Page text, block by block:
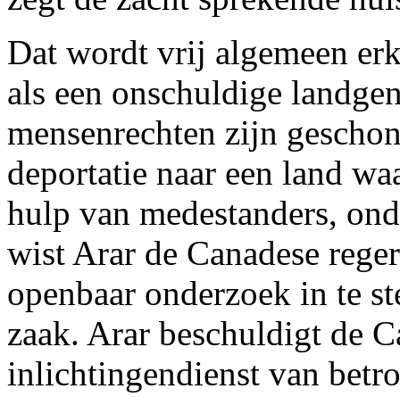
Dat wordt vrij algemeen
als een onschuldige
mensenrechten zijn
deportatie naar een land
hulp van medestanders,
wist Arar de Canadese
openbaar onderzoek in te
zaak. Arar beschuldigt de
inlichtingendienst van